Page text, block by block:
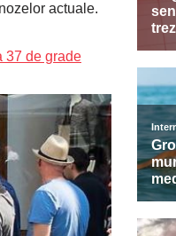
actuale.
37 de grade